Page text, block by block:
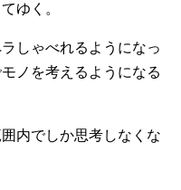
ゆく。
しゃべれるようになっ
ノを考えるようになる
内でしか思考しなくな